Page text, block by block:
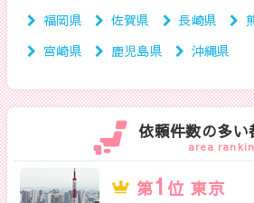
福岡県
佐賀県 長崎県
宮崎県
鹿児島県 沖縄県
依頼件数の多い
area
第1 位 東京